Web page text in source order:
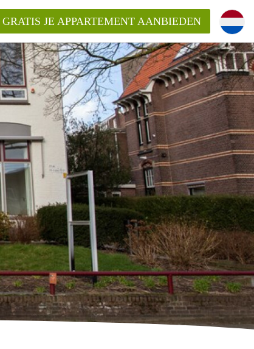
in Arnhem?
GRATIS JE APPARTEMENT AANBIEDEN